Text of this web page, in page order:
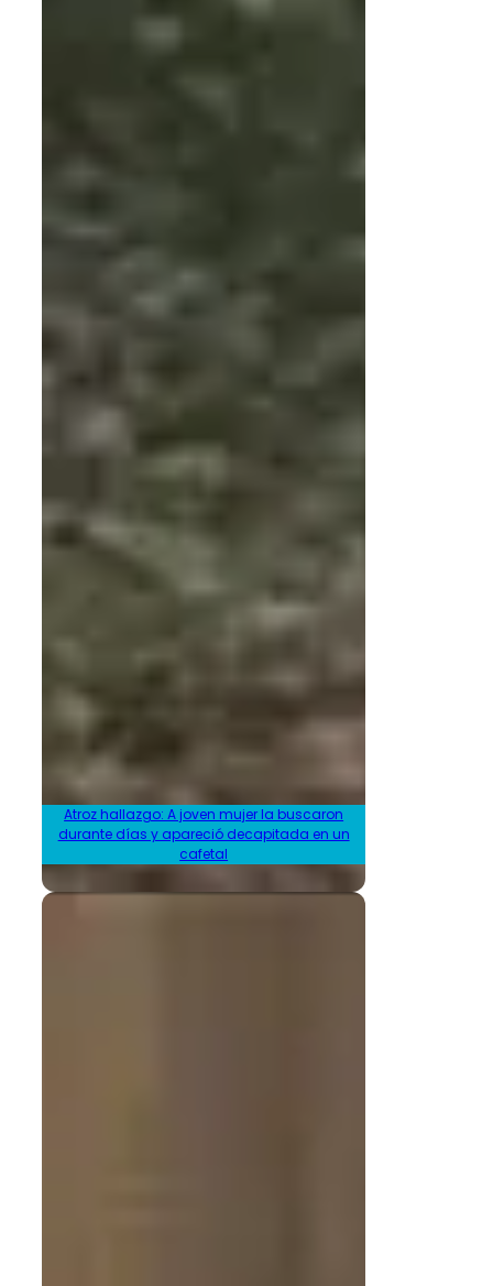
Atroz hallazgo: A joven mujer la buscaron
durante días y apareció decapitada en un
cafetal